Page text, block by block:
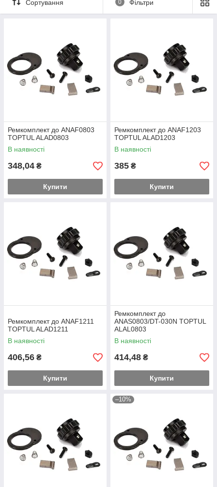
Сортування 0 Фільтри
Ремкомплект до ANAF0803
TOPTUL ALAD0803
В наявності
348,04 ₴
Купити
Ремкомплект до ANAF1203
TOPTUL ALAD1203
В наявності
385 ₴
Купити
Ремкомплект до ANAF1211
TOPTUL ALAD1211
В наявності
406,56 ₴
Купити
Ремкомплект до
ANAS0803/DT-030N TOPTUL
ALAL0803
В наявності
414,48 ₴
Купити
–10%